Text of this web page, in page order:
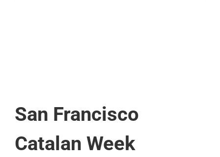
San Francisco
Catalan Week